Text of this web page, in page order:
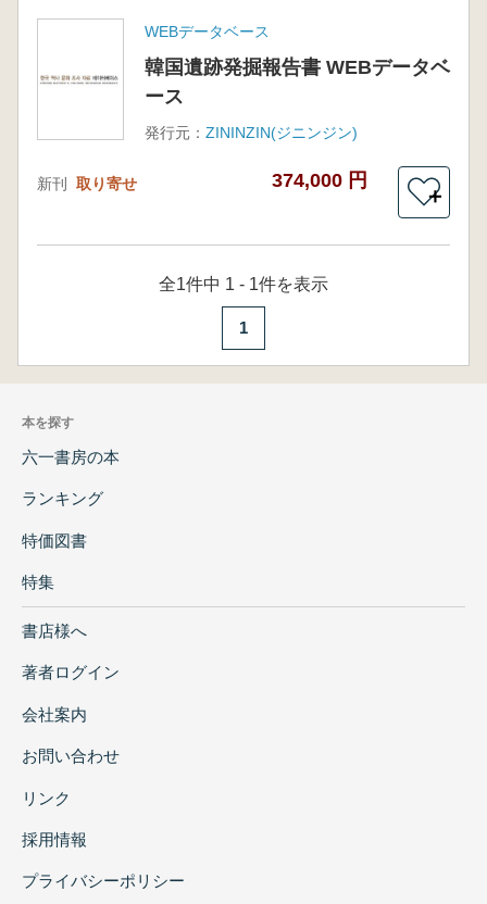
WEBデータベース
韓国遺跡発掘報告書 WEBデータベ
ース
発行元： ZININZIN(ジニンジン)
新刊 取り寄せ 374,000 円
＋
全1件中 1 - 1件を表示
1
本を探す
六一書房の本
ランキング
特価図書
特集
書店様へ
著者ログイン
会社案内
お問い合わせ
リンク
採用情報
プライバシーポリシー